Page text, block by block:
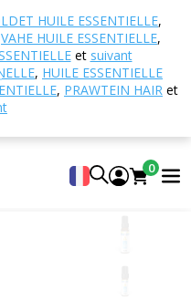
HUILE ESSENTIELLE,
VAHE HUILE ESSENTIELLE,
et suivant
, HUILE ESSENTIELLE
, PRAWTEIN HAIR et
0
d'huiles essentielles
CTEO®